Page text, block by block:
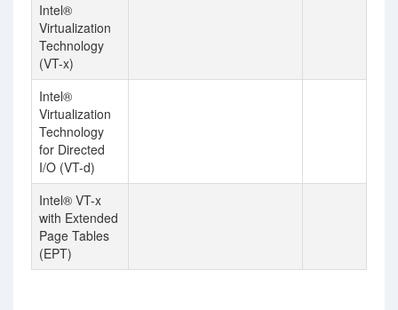
Intel®
Virtualization
Technology
(VT-x)
Intel®
Virtualization
Technology
for Directed
I/O (VT-d)
Intel® VT-x
with Extended
Page Tables
(EPT)